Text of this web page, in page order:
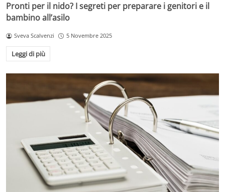
Pronti per il nido? I segreti per preparare i genitori e il
bambino all’asilo
Sveva Scalvenzi 5 Novembre 2025
Leggi di più